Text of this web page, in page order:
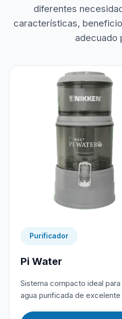
diferentes
características,
adecuado
Purificador
Pi Water
Sistema compacto ideal
agua purificada de